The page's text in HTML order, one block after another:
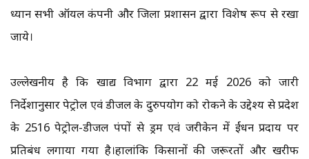
ध्यान सभी ऑयल कंपनी और जिला प्रशासन द्वारा विशेष रूप से रखा
जाये।
उल्लेखनीय है कि खाद्य विभाग द्वारा 22 मई 2026 को जारी
निर्देशानुसार पेट्रोल एवं डीजल के दुरुपयोग को रोकने के उद्देश्य से प्रदेश
के 2516 पेट्रोल-डीजल पंपों से ड्रम एवं जरीकेन में ईंधन प्रदाय पर
प्रतिबंध लगाया गया है।हालांकि किसानों की जरूरतों और खरीफ